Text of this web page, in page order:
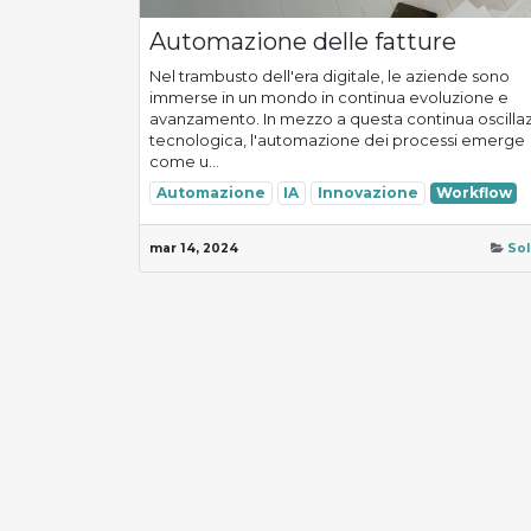
Automazione delle fatture
Nel trambusto dell'era digitale, le aziende sono
immerse in un mondo in continua evoluzione e
avanzamento. In mezzo a questa continua
tecnologica, l'automazione dei processi emerge
come u...
Automazione IA Innovazione Workflow
mar 14, 2024